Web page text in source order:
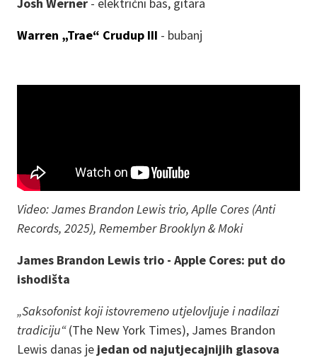
Warren „Trae“ Crudup III - bubanj
Video: James Brandon Lewis trio, Aplle Cores (Anti
Records, 2025), Remember Brooklyn & Moki
James Brandon Lewis trio - Apple Cores: put do
ishodišta
„Saksofonist koji istovremeno utjelovljuje i nadilazi
tradiciju“(The New York Times), James Brandon
Lewis danas je jedan od najutjecajnijih glasova